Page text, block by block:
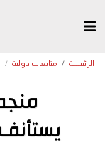
الرئيسية متابعات دولية
يستأنف